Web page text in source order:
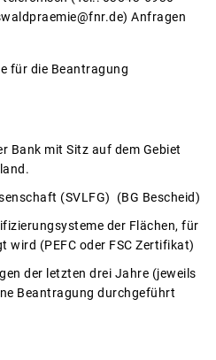
Anfragen
für die Beantragung
Bank mit Sitz auf dem Gebiet
(SVLFG) (BG Bescheid)
der Flächen, für
wird (PEFC oder FSC Zertifikat)
der letzten drei Jahre (jeweils
Beantragung durchgeführt